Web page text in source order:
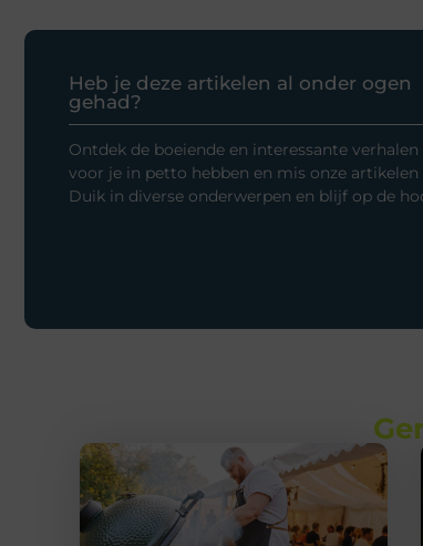
Heb je deze artikelen al onder ogen
gehad?
Ontdek de boeiende en interessante
voor je in petto hebben en mis onze artikelen
Duik in diverse onderwerpen en blijf op de